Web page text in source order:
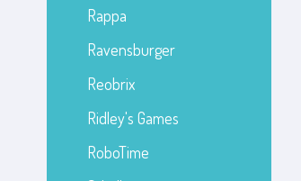
Rappa
Ravensburger
Reobrix
Ridley's Games
RoboTime